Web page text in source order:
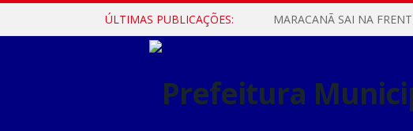
ÚLTIMAS PUBLICAÇÕES: